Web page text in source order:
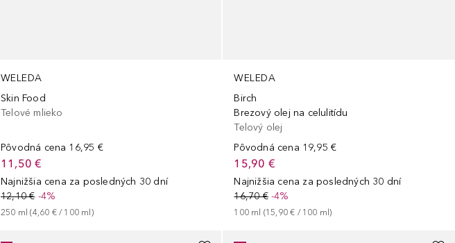
WELEDA
Skin Food
Telové mlieko
Pôvodná cena 16,95 €
11,50 €
Najnižšia cena za posledných 30 dní
12,10 €-4%
250 ml (4,60 € / 100 ml)
WELEDA
Birch
Brezový olej na celulitídu
Telový olej
Pôvodná cena 19,95 €
15,90 €
Najnižšia cena za posledných 30 dní
16,70 €-4%
100 ml (15,90 € / 100 ml)